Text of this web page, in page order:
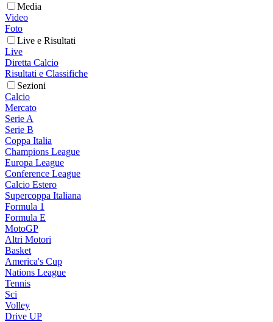
Media
Video
Foto
Live e Risultati
Live
Diretta Calcio
Risultati e Classifiche
Sezioni
Calcio
Mercato
Serie A
Serie B
Coppa Italia
Champions League
Europa League
Conference League
Calcio Estero
Supercoppa Italiana
Formula 1
Formula E
MotoGP
Altri Motori
Basket
America's Cup
Nations League
Tennis
Sci
Volley
Drive UP